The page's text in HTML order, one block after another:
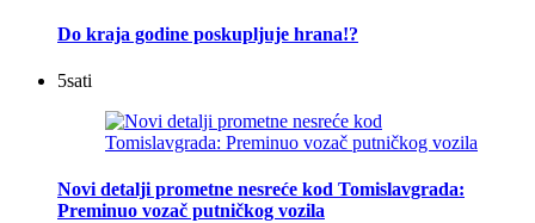
Do kraja godine poskupljuje hrana!?
5sati
Novi detalji prometne nesreće kod Tomislavgrada:
Preminuo vozač putničkog vozila